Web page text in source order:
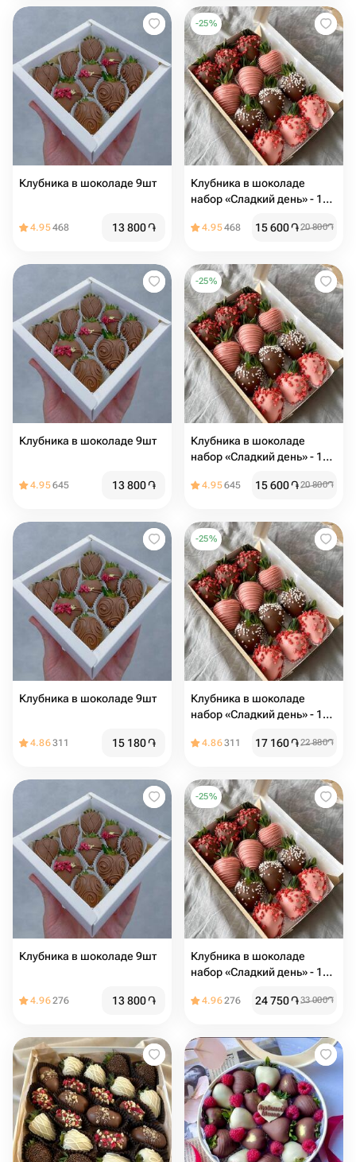
Клубника в шоколаде 9шт️
4.95468 13 800֏
-25%
Клубника в шоколаде
набор «Сладкий день» - 12
4.95468 15 600֏20 800֏
Клубника в шоколаде 9шт
4.95645 13 800֏
-25%
Клубника в шоколаде
набор «Сладкий день» - 12
4.95645 15 600֏20 800֏
Клубника в шоколаде 9шт
4.86311 15 180֏
-25%
Клубника в шоколаде
набор «Сладкий день» - 12
4.86311 17 160֏22 880֏
Клубника в шоколаде 9шт
4.96276 13 800֏
-25%
Клубника в шоколаде
набор «Сладкий день» - 12
4.96276 24 750֏33 000֏